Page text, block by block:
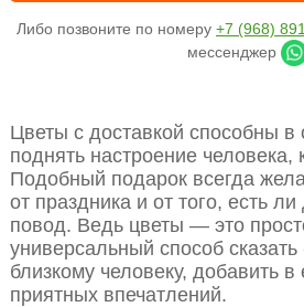
Либо позвоните по номеру +7 (968)
мессенджер
Цветы с доставкой способны в
поднять настроение человека,
Подобный подарок всегда
от праздника и от того, есть
повод. Ведь цветы — это
универсальный способ
близкому человеку, добавить в
приятных впечатлений.